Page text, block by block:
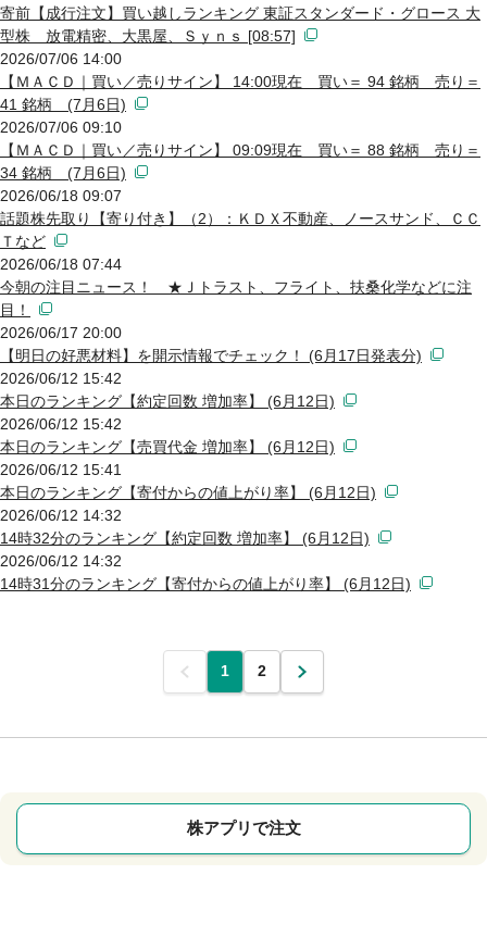
寄前【成行注文】買い越しランキング 東証スタンダード・グロース 大
型株 放電精密、大黒屋、Ｓｙｎｓ [08:57]
2026/07/06 14:00
【ＭＡＣＤ｜買い／売りサイン】 14:00現在 買い＝ 94 銘柄 売り＝
41 銘柄 (7月6日)
2026/07/06 09:10
【ＭＡＣＤ｜買い／売りサイン】 09:09現在 買い＝ 88 銘柄 売り＝
34 銘柄 (7月6日)
2026/06/18 09:07
話題株先取り【寄り付き】（2）：ＫＤＸ不動産、ノースサンド、ＣＣ
Ｔなど
2026/06/18 07:44
今朝の注目ニュース！ ★Ｊトラスト、フライト、扶桑化学などに注
目！
2026/06/17 20:00
【明日の好悪材料】を開示情報でチェック！ (6月17日発表分)
2026/06/12 15:42
本日のランキング【約定回数 増加率】 (6月12日)
2026/06/12 15:42
本日のランキング【売買代金 増加率】 (6月12日)
2026/06/12 15:41
本日のランキング【寄付からの値上がり率】 (6月12日)
2026/06/12 14:32
14時32分のランキング【約定回数 増加率】 (6月12日)
2026/06/12 14:32
14時31分のランキング【寄付からの値上がり率】 (6月12日)
前 1 2 次
株アプリで注文